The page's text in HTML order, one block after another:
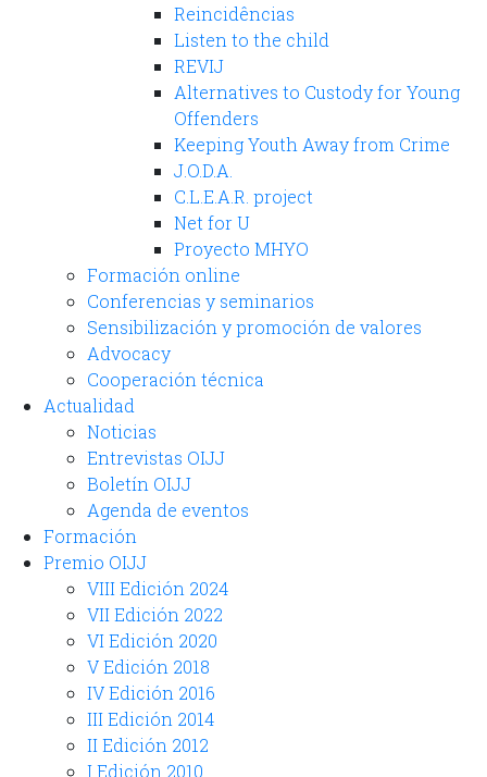
Reincidências
Listen to the child
REVIJ
Alternatives to Custody for Young
Offenders
Keeping Youth Away from Crime
J.O.D.A.
C.L.E.A.R. project
Net for U
Proyecto MHYO
Formación online
Conferencias y seminarios
Sensibilización y promoción de valores
Advocacy
Cooperación técnica
Actualidad
Noticias
Entrevistas OIJJ
Boletín OIJJ
Agenda de eventos
Formación
Premio OIJJ
VIII Edición 2024
VII Edición 2022
VI Edición 2020
V Edición 2018
IV Edición 2016
III Edición 2014
II Edición 2012
I Edición 2010